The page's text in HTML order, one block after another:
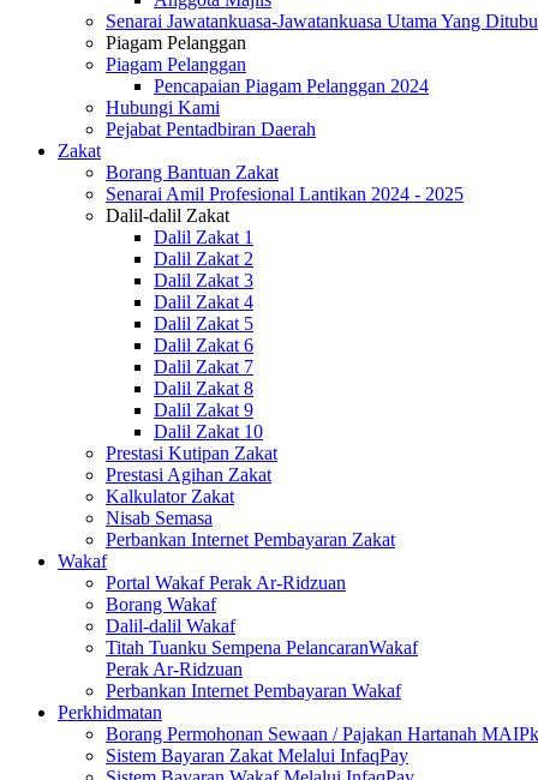
Senarai Jawatankuasa-Jawatankuasa Utama Yang
Piagam Pelanggan
Piagam Pelanggan
Pencapaian Piagam Pelanggan 2024
Hubungi Kami
Pejabat Pentadbiran Daerah
Zakat
Borang Bantuan Zakat
Senarai Amil Profesional Lantikan 2024 - 2025
Dalil-dalil Zakat
Dalil Zakat 1
Dalil Zakat 2
Dalil Zakat 3
Dalil Zakat 4
Dalil Zakat 5
Dalil Zakat 6
Dalil Zakat 7
Dalil Zakat 8
Dalil Zakat 9
Dalil Zakat 10
Prestasi Kutipan Zakat
Prestasi Agihan Zakat
Kalkulator Zakat
Nisab Semasa
Perbankan Internet Pembayaran Zakat
Wakaf
Portal Wakaf Perak Ar-Ridzuan
Borang Wakaf
Dalil-dalil Wakaf
Titah Tuanku Sempena PelancaranWakaf
Perak Ar-Ridzuan
Perbankan Internet Pembayaran Wakaf
Perkhidmatan
Borang Permohonan Sewaan / Pajakan Hartanah MAIPk
Sistem Bayaran Zakat Melalui InfaqPay